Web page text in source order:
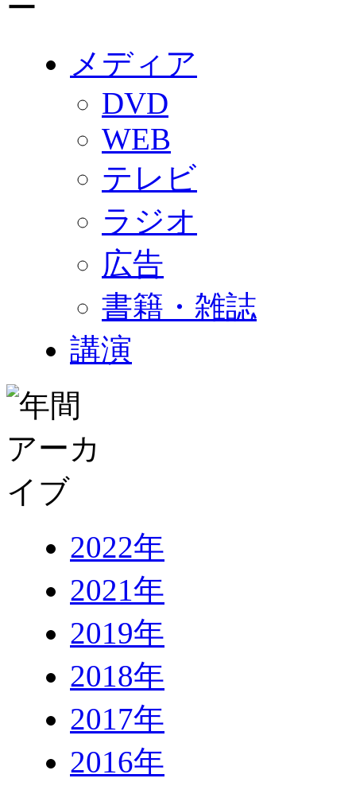
メディア
DVD
WEB
テレビ
ラジオ
広告
書籍・雑誌
講演
2022年
2021年
2019年
2018年
2017年
2016年